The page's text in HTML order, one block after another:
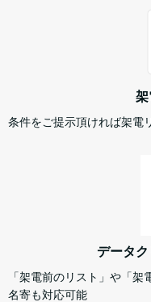
架
条件をご提示頂ければ架電
データ
「架電前のリスト」や「
名寄も対応可能